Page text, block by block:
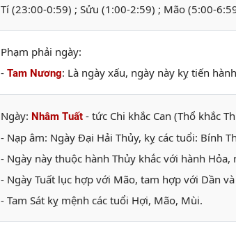
Tí (23:00-0:59) ; Sửu (1:00-2:59) ; Mão (5:00-
Phạm phải ngày:
- Tam Nương: Là ngày xấu, ngày này kỵ tiến
Ngày: Nhâm Tuất - tức Chi khắc Can (Thổ khắc
- Nạp âm: Ngày Đại Hải Thủy, kỵ các tuổi: Bính
- Ngày này thuộc hành Thủy khắc với hành
- Ngày Tuất lục hợp với Mão, tam hợp với Dần
- Tam Sát kỵ mệnh các tuổi Hợi, Mão, Mùi.